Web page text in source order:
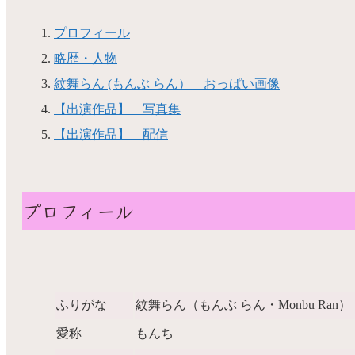
プロフィール
略歴・人物
紋舞らん (もんぶ らん） おっぱい画像
【出演作品】 写真集
【出演作品】 配信
プロフィール
ふりがな 紋舞らん（もんぶ らん・
愛称 もんち